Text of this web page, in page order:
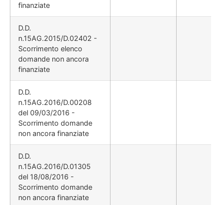
finanziate
D.D.
n.15AG.2015/D.02402 -
Scorrimento elenco
domande non ancora
finanziate
D.D.
n.15AG.2016/D.00208
del 09/03/2016 -
Scorrimento domande
non ancora finanziate
D.D.
n.15AG.2016/D.01305
del 18/08/2016 -
Scorrimento domande
non ancora finanziate